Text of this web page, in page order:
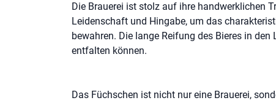
Die Brauerei ist stolz auf ihre handwerklichen
Leidenschaft und Hingabe, um das
bewahren. Die lange Reifung des Bieres in
entfalten können.
Das Füchschen ist nicht nur eine Brauerei,